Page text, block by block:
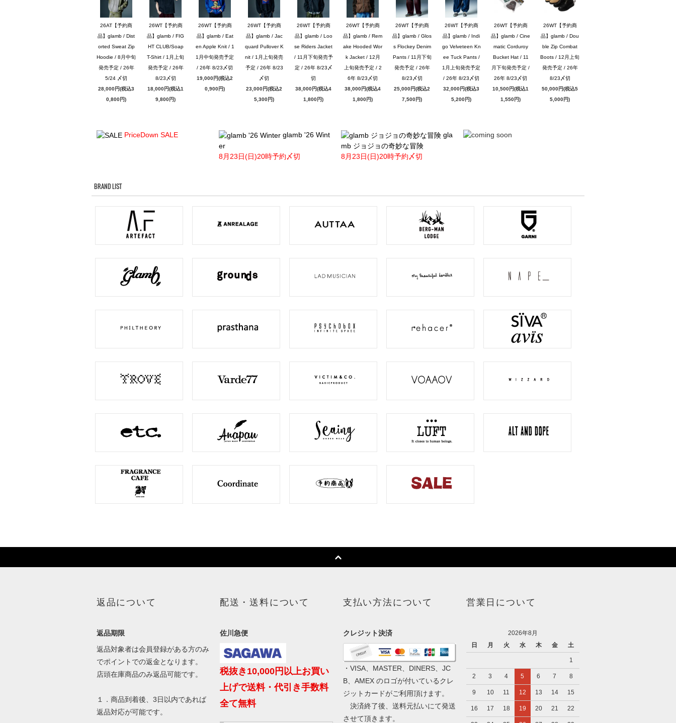
26AT【予約商
品】glamb / Dist
orted Sweat Zip
Hoodie / 8月中旬
発売予定 / 26年
5/24 〆切
28,000円(税込3
0,800円)
26WT【予約商
品】glamb / FIG
HT CLUB/Soap
T-Shirt / 1月上旬
発売予定 / 26年
8/23〆切
18,000円(税込1
9,800円)
26WT【予約商
品】glamb / Eat
en Apple Knit / 1
1月中旬発売予定
/ 26年 8/23〆切
19,000円(税込2
0,900円)
26WT【予約商
品】glamb / Jac
quard Pullover K
nit / 1月上旬発売
予定 / 26年 8/23
〆切
23,000円(税込2
5,300円)
26WT【予約商
品】glamb / Loo
se Riders Jacket
/ 11月下旬発売予
定 / 26年 8/23〆
切
38,000円(税込4
1,800円)
26WT【予約商
品】glamb / Rem
ake Hooded Wor
k Jacket / 12月
上旬発売予定 / 2
6年 8/23〆切
38,000円(税込4
1,800円)
26WT【予約商
品】glamb / Glos
s Flockey Denim
Pants / 11月下旬
発売予定 / 26年
8/23〆切
25,000円(税込2
7,500円)
26WT【予約商
品】glamb / Indi
go Velveteen Kn
ee Tuck Pants /
1月上旬発売予定
/ 26年 8/23〆切
32,000円(税込3
5,200円)
26WT【予約商
品】glamb / Cine
matic Corduroy
Bucket Hat / 11
月下旬発売予定 /
26年 8/23〆切
10,500円(税込1
1,550円)
26WT【予約商
品】glamb / Dou
ble Zip Combat
Boots / 12月上旬
発売予定 / 26年
8/23〆切
50,000円(税込5
5,000円)
PriceDown SALE
glamb '26 Wint
er
8月23日(日)20時予約〆切
gla
mb ジョジョの奇妙な冒険
8月23日(日)20時予約〆切
BRAND LIST
返品について
返品期限
返品対象者は会員登録がある方のみ
でポイントでの返金となります。
店頭在庫商品のみ返品可能です。
１．商品到着後、3日以内であれば
返品対応が可能です。
配送・送料について
佐川急便
税抜き10,000円以上お買い
上げで送料・代引き手数料
全て無料
支払い方法について
クレジット決済
・VISA、MASTER、DINERS、JC
B、AMEX のロゴが付いているクレ
ジットカードがご利用頂けます。
決済終了後、送料元払いにて発送
させて頂きます。
営業日について
2026年8月
日
月 火 水 木 金 土
1
2 3 4 5 6 7 8
9 10 11 12 13 14 15
16 17 18 19 20 21 22